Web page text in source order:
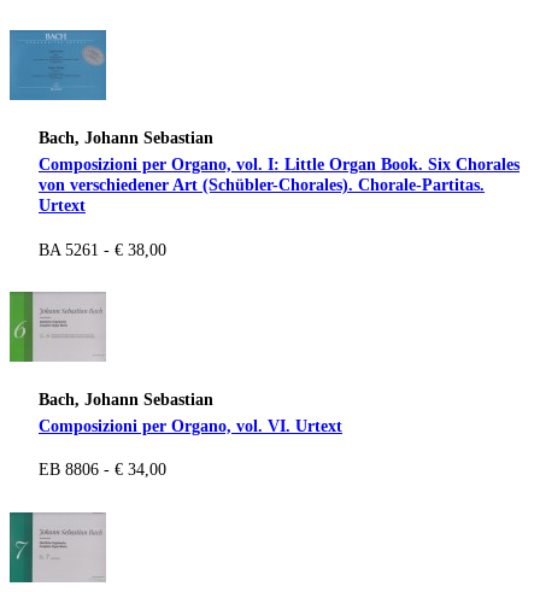
Bach, Johann Sebastian
Composizioni per Organo, vol. I: Little Organ Book. Six Chorales
von verschiedener Art (Schübler-Chorales). Chorale-Partitas.
Urtext
BA 5261 - € 38,00
Bach, Johann Sebastian
Composizioni per Organo, vol. VI. Urtext
EB 8806 - € 34,00